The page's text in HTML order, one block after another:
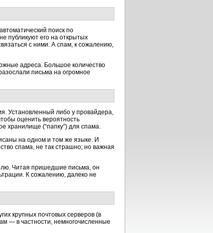
поиск по
публикуют его на открытых
с ними. А спам, к сожалению,
адреса. Большое количество
письма на огромное
Установленный либо у провайдера,
оценить вероятность
хранилище (“папку”) для спама.
на одном и том же языке. И
спама, не так страшно; но важная
Читая пришедшие письма, он
К сожалению, далеко не
крупных почтовых серверов (в
— в частности, немногочисленные